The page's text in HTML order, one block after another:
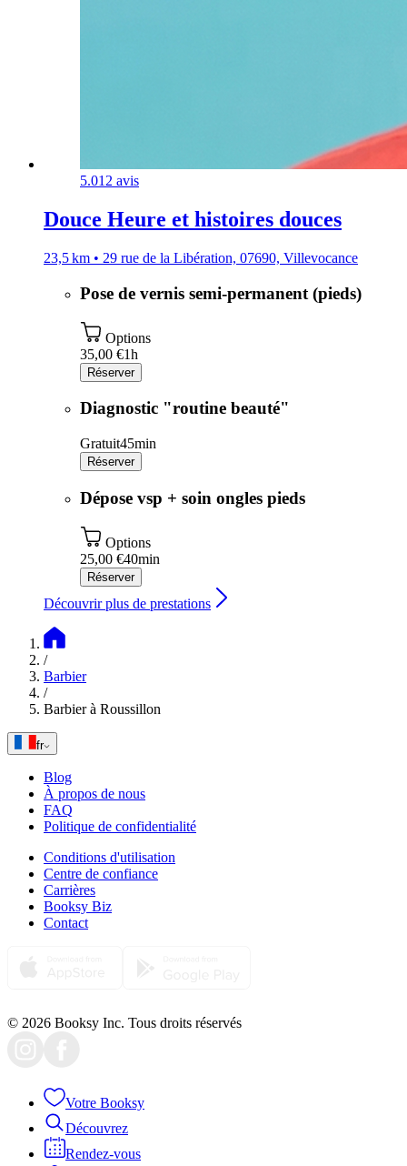
5.012 avis
Douce Heure et histoires douces
23,5 km • 29 rue de la Libération, 07690, Villevocance
Pose de vernis semi-permanent (pieds)
Options
35,00 €1h
Réserver
Diagnostic "routine beauté"
Gratuit45min
Réserver
Dépose vsp + soin ongles pieds
Options
25,00 €40min
Réserver
Découvrir plus de prestations
/
Barbier
/
Barbier à Roussillon
fr
Blog
À propos de nous
FAQ
Politique de confidentialité
Conditions d'utilisation
Centre de confiance
Carrières
Booksy Biz
Contact
© 2026 Booksy Inc. Tous droits réservés
Votre Booksy
Découvrez
Rendez-vous